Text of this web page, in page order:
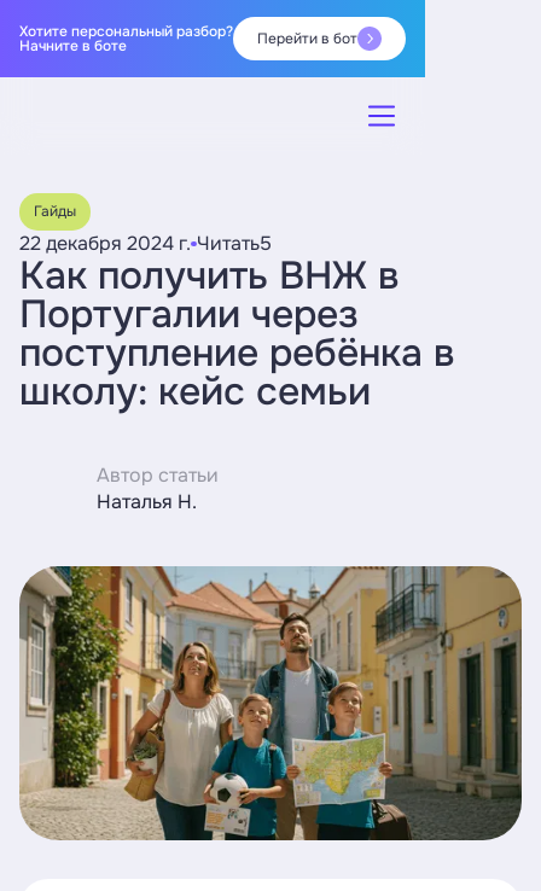
Хотите персональный разбор?
Начните в боте Перейти в бот
Гайды
22 декабря 2024 г. Читать5
Как получить ВНЖ в
Португалии через
поступление ребёнка в
школу: кейс семьи
Автор статьи
Наталья Н.